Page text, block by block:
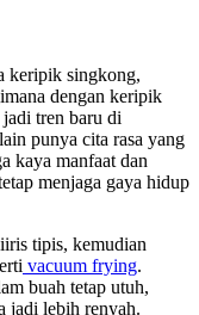
keripik singkong,
dengan keripik
tren baru di
punya cita rasa yang
kaya manfaat dan
menjaga gaya hidup
tipis, kemudian
vacuum frying.
buah tetap utuh,
jadi lebih renyah.